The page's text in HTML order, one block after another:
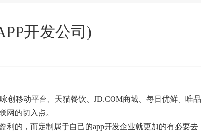
开发公司)
创移动平台、天猫餐饮、JD.COM商城、每日优鲜、唯品
网的切入点。
利的，而定制属于自己的app开发企业就更加的有必要去